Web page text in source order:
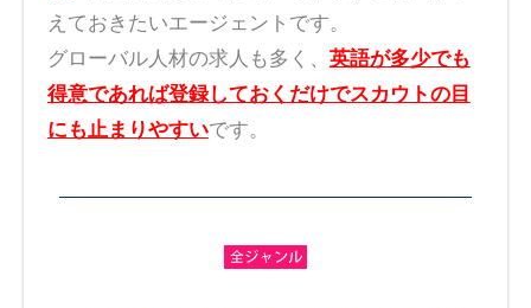
えておきたいエージェントです。
グローバル人材の求人も多く、 英語が多少でも
得意であれば登録しておくだけでスカウトの目
にも止まりやすいです。